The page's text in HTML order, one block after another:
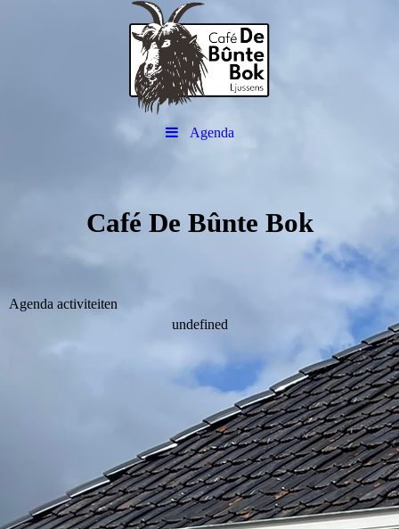
Agenda
Café De Bûnte Bok
Agenda activiteiten
undefined